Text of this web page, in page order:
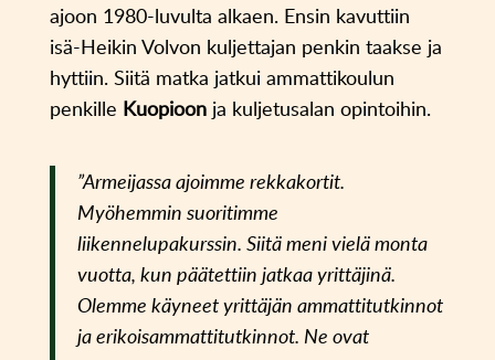
ajoon 1980-luvulta alkaen. Ensin kavuttiin
isä-Heikin Volvon kuljettajan penkin taakse ja
hyttiin. Siitä matka jatkui ammattikoulun
penkille Kuopioonja kuljetusalan opintoihin.
”Armeijassa ajoimme rekkakortit.
Myöhemmin suoritimme
liikennelupakurssin. Siitä meni vielä monta
vuotta, kun päätettiin jatkaa yrittäjinä.
Olemme käyneet yrittäjän ammattitutkinnot
ja erikoisammattitutkinnot. Ne ovat